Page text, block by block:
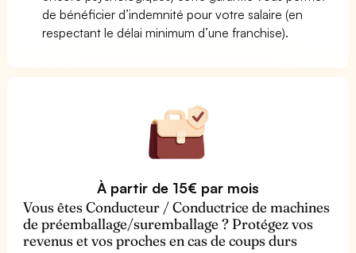
de bénéficier d’indemnité pour votre salaire (en
respectant le délai minimum d’une franchise).
À partir de 15€ par mois
Vous êtes Conducteur / Conductrice de machines
de préemballage/suremballage ? Protégez vos
revenus et vos proches en cas de coups durs